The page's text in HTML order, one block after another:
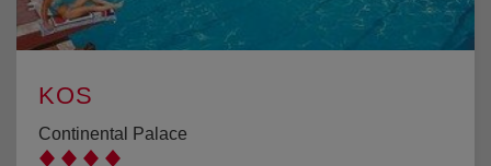
KOS
Continental Palace